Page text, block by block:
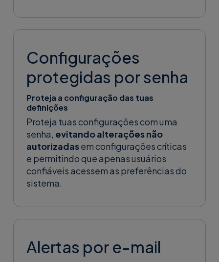
Configurações
protegidas por senha
Proteja a configuração das tuas
definições
Proteja tuas configurações com uma
senha, evitando alterações não
autorizadasem configurações críticas
e permitindo que apenas usuários
confiáveis acessem as preferências do
sistema.
Alertas por e-mail